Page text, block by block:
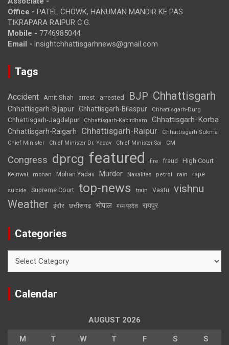
Office - PATEL CHOWK, HANUMAN MANDIR KE PAS
TIKRAPARA RAIPUR C.G.
Mobile - 7746985044
Email - insightchhattisgarhnews@gmail.com
Tags
Accident Amit Shah arrest arrested BJP Chhattisgarh
Chhattisgarh-Bijapur Chhattisgarh-Bilaspur Chhattisgarh-Durg
Chhattisgarh-Jagdalpur Chhattisgarh-Kabirdham Chhattisgarh-Korba
Chhattisgarh-Raigarh Chhattisgarh-Raipur
Chhattisgarh-Sukma
Chief Minister
Chief Minister Dr. Yadav Chief Minister Sai CM
Congress dprcg featured fire fraud High Court
Kejriwal mohan Mohan Yadav Murder Naxalites petrol rain rape
suicide Supreme Court top-news train Vastu vishnu
Weather इंदौर छत्तीसगढ़ भोपाल मध्य प्रदेश रायपुर
Categories
Calendar
AUGUST 2026
M T W T F S S